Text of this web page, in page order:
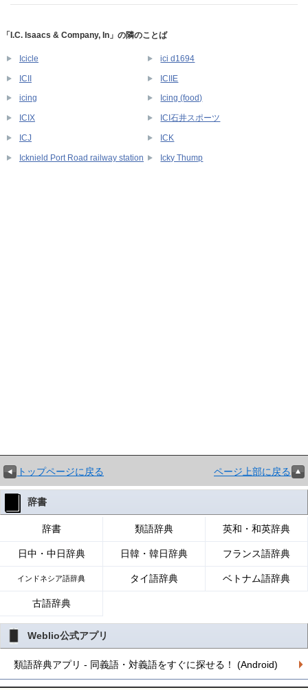
「I.C. Isaacs & Company, In」の隣のことば
Icicle ici d1694
ICII ICIIE
icing Icing (food)
ICIX ICI石井スポーツ
ICJ ICK
Icknield Port Road railway station Icky Thump
トップページに戻る ページ上部に戻る
辞書
辞書 類語辞典 英和・和英辞典
日中・中日辞典 日韓・韓日辞典 フランス語辞典
インドネシア語辞典 タイ語辞典 ベトナム語辞典
古語辞典
Weblio公式アプリ
類語辞典アプリ - 同義語・対義語をすぐに探せる！ (Android)